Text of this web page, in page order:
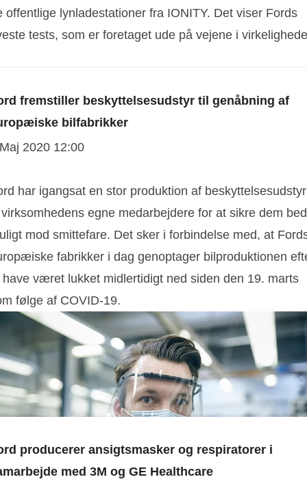
offentlige lynladestationer fra IONITY. Det viser Fords
tests, som er foretaget ude på vejene i
fremstiller beskyttelsesudstyr til genåbning af
bilfabrikker
2020 12:00
har igangsat en stor produktion af beskyttelsesudstyr
egne medarbejdere for at sikre dem
mod smittefare. Det sker i forbindelse med, at
fabrikker i dag genoptager bilproduktionen
have været lukket midlertidigt ned siden den 19. marts
følge af COVID-19.
producerer ansigtsmasker og respiratorer i
med 3M og GE Healthcare